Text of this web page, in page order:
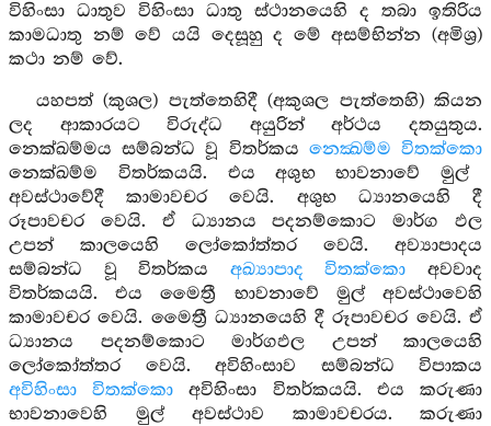
විහිංසා ධාතුව විහිංසා ධාතු ස්ථානයෙහි ද තබා ඉතිරිය
කාමධාතු නම් වේ යයි දෙසූහු ද මේ අසම්භින්න (අමිශ්‍ර)
කථා නම් වේ.
යහපත් (කුශල) පැත්තෙහිදී (අකුශල පැත්තෙහි) කියන
ලද ආකාරයට විරුද්ධ අයුරින් අර්ථය දතයුතුය.
නෙක්ඛම්මය සම්බන්ධ වූ විතර්කය නෙක්‍ඛම්ම විතක්කො
නෙක්ඛම්ම විතර්කයයි. එය අශුභ භාවනාවේ මුල්
අවස්ථාවේදී කාමාවචර වෙයි. අශුභ ධ්‍යානයෙහි දී
රූපාවචර වෙයි. ඒ ධ්‍යානය පදනම්කොට මාර්ග ඵල
උපන් කාලයෙහි ලෝකෝත්තර වෙයි. අව්‍යාපාදය
සම්බන්ධ වූ විතර්කය අඛ්‍යාපාද විතක්කො අවවාද
විතර්කයයි. එය මෛත්‍රී භාවනාවේ මුල් අවස්ථාවෙහි
කාමාවචර වෙයි. මෛත්‍රී ධ්‍යානයෙහි දී රූපාවචර වෙයි. ඒ
ධ්‍යානය පදනම්කොට මාර්ගඵල උපන් කාලයෙහි
ලෝකෝත්තර වෙයි. අවිහිංසාව සම්බන්ධ විපාකය
අවිහිංසා විතක්කො අවිහිංසා විතර්කයයි. එය කරුණා
භාවනාවෙහි මුල් අවස්ථාව කාමාවචරය. කරුණා